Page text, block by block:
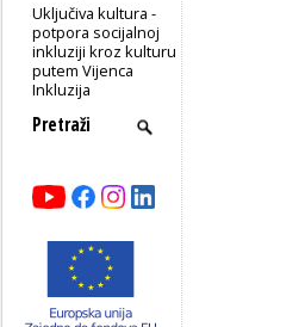
Uključiva kultura -
potpora socijalnoj
inkluziji kroz kulturu
putem Vijenca
Inkluzija